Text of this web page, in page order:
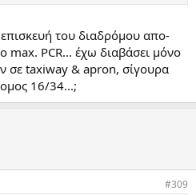
επισκευή του διαδρόμου απο-
max. PCR... έχω διαβάσει μόνο
σε taxiway & apron, σίγουρα
16/34...;
#309